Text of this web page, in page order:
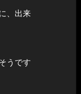
、出来
うです